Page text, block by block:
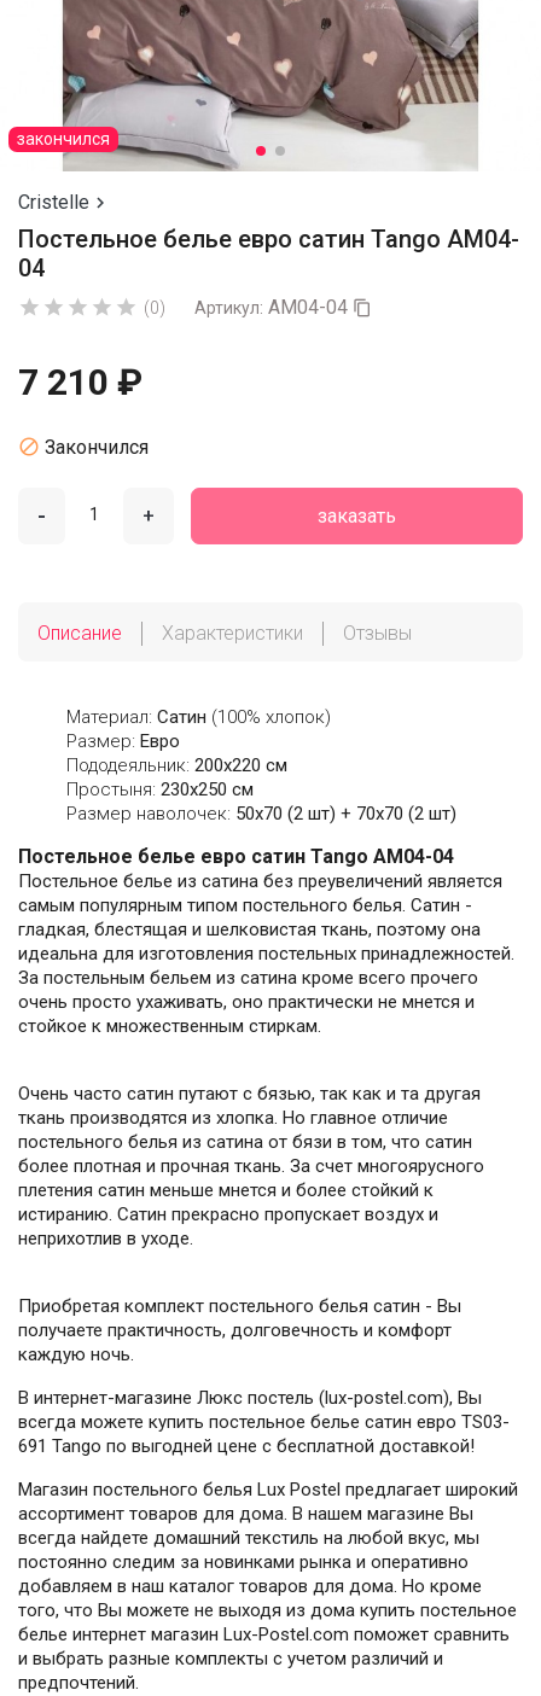
закончился
Cristelle 
Постельное белье евро сатин Tango AM04-
04
     (0) Артикул: AM04-04 
7 210 ₽
 Закончился
- + заказать
Описание Характеристики Отзывы
Материал: Сатин (100% хлопок)
Размер: Евро
Пододеяльник: 200х220 см
Простыня: 230х250 см
Размер наволочек: 50x70 (2 шт) + 70x70 (2 шт)
Постельное белье евро сатин Tango AM04-04
Постельное белье из сатина без преувеличений является
самым популярным типом постельного белья. Сатин -
гладкая, блестящая и шелковистая ткань, поэтому она
идеальна для изготовления постельных принадлежностей.
За постельным бельем из сатина кроме всего прочего
очень просто ухаживать, оно практически не мнется и
стойкое к множественным стиркам.
Очень часто сатин путают с бязью, так как и та другая
ткань производятся из хлопка. Но главное отличие
постельного белья из сатина от бязи в том, что сатин
более плотная и прочная ткань. За счет многоярусного
плетения сатин меньше мнется и более стойкий к
истиранию. Сатин прекрасно пропускает воздух и
неприхотлив в уходе.
Приобретая комплект постельного белья сатин - Вы
получаете практичность, долговечность и комфорт
каждую ночь.
В интернет-магазине Люкс постель (lux-postel.com), Вы
всегда можете купить постельное белье сатин евро TS03-
691 Tango по выгодней цене с бесплатной доставкой!
Магазин постельного белья Lux Postel предлагает широкий
ассортимент товаров для дома. В нашем магазине Вы
всегда найдете домашний текстиль на любой вкус, мы
постоянно следим за новинками рынка и оперативно
добавляем в наш каталог товаров для дома. Но кроме
того, что Вы можете не выходя из дома купить постельное
белье интернет магазин Lux-Postel.com поможет сравнить
и выбрать разные комплекты с учетом различий и
предпочтений.